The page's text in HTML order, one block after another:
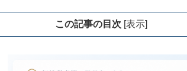
この記事の目次 [表示]